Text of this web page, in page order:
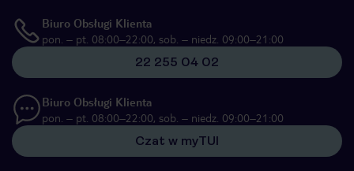
Biuro Obsługi Klienta
pon. – pt. 08:00–22:00, sob. – niedz. 09:00–21:00
22 255 04 02
Biuro Obsługi Klienta
pon. – pt. 08:00–22:00, sob. – niedz. 09:00–21:00
Czat w myTUI